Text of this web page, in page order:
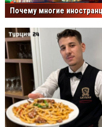
Почему многие